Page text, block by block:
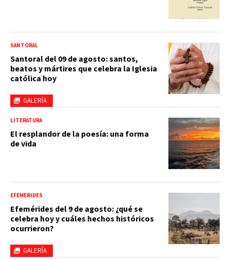
GALERÍA
SANTORAL
Santoral del 09 de agosto: santos,
beatos y mártires que celebra la Iglesia
católica hoy
LITERATURA
El resplandor de la poesía: una forma
de vida
GALERÍA
EFEMÉRIDES
Efemérides del 9 de agosto: ¿qué se
celebra hoy y cuáles hechos históricos
ocurrieron?